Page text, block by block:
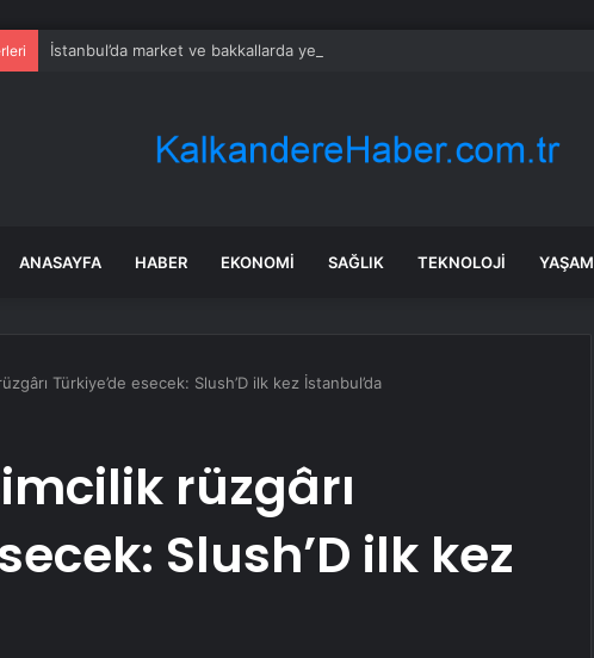
İstanbul’da market ve bakkallarda yeni uygulama devreye girdi
ANASAYFA HABER EKONOMI SAĞLIK TEKNOLOJI YAŞAM
Türkiye’de esecek: Slush’D ilk kez İstanbul’da
rüzgârı
Slush’D ilk kez